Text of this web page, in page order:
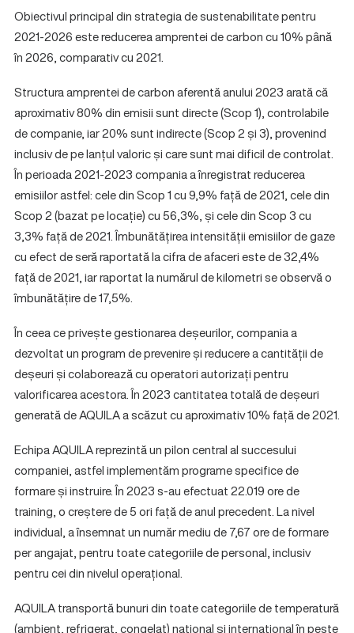
Obiectivul principal din strategia de sustenabilitate pentru
2021-2026 este reducerea amprentei de carbon cu 10% până
în 2026, comparativ cu 2021.
Structura amprentei de carbon aferentă anului 2023 arată că
aproximativ 80% din emisii sunt directe (Scop 1), controlabile
de companie, iar 20% sunt indirecte (Scop 2 și 3), provenind
inclusiv de pe lanțul valoric și care sunt mai dificil de controlat.
În perioada 2021-2023 compania a înregistrat reducerea
emisiilor astfel: cele din Scop 1 cu 9,9% față de 2021, cele din
Scop 2 (bazat pe locație) cu 56,3%, și cele din Scop 3 cu
3,3% față de 2021. Îmbunătățirea intensității emisiilor de gaze
cu efect de seră raportată la cifra de afaceri este de 32,4%
față de 2021, iar raportat la numărul de kilometri se observă o
îmbunătățire de 17,5%.
În ceea ce privește gestionarea deșeurilor, compania a
dezvoltat un program de prevenire și reducere a cantității de
deșeuri și colaborează cu operatori autorizați pentru
valorificarea acestora. În 2023 cantitatea totală de deșeuri
generată de AQUILA a scăzut cu aproximativ 10% față de 2021.
Echipa AQUILA reprezintă un pilon central al succesului
companiei, astfel implementăm programe specifice de
formare și instruire. În 2023 s-au efectuat 22.019 ore de
training, o creștere de 5 ori față de anul precedent. La nivel
individual, a însemnat un număr mediu de 7,67 ore de formare
per angajat, pentru toate categoriile de personal, inclusiv
pentru cei din nivelul operațional.
AQUILA transportă bunuri din toate categoriile de temperatură
(ambient, refrigerat, congelat) național și internațional în peste